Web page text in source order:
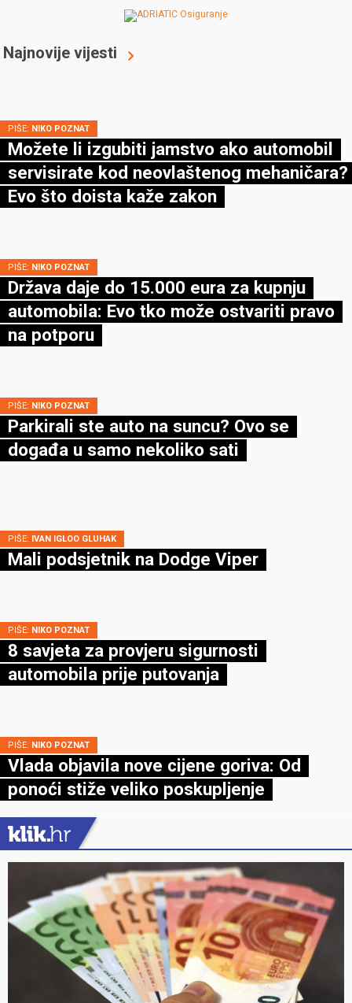
Najnovije vijesti
PIŠE: NIKO POZNAT
Možete li izgubiti jamstvo ako automobil
servisirate kod neovlaštenog mehaničara?
Evo što doista kaže zakon
PIŠE: NIKO POZNAT
Država daje do 15.000 eura za kupnju
automobila: Evo tko može ostvariti pravo
na potporu
PIŠE: NIKO POZNAT
Parkirali ste auto na suncu? Ovo se
događa u samo nekoliko sati
PIŠE: IVAN IGLOO GLUHAK
Mali podsjetnik na Dodge Viper
PIŠE: NIKO POZNAT
8 savjeta za provjeru sigurnosti
automobila prije putovanja
PIŠE: NIKO POZNAT
Vlada objavila nove cijene goriva: Od
ponoći stiže veliko poskupljenje